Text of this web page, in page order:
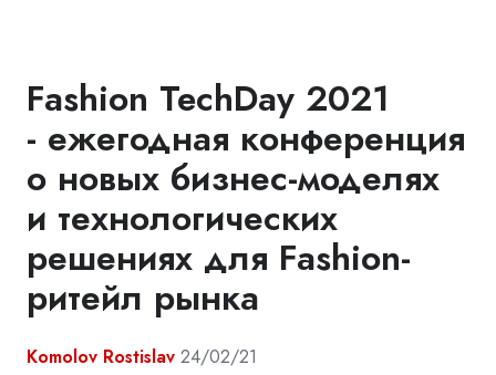
Fashion TechDay 2021
- ежегодная конференция
о новых бизнес-моделях
и технологических
решениях для Fashion-
ритейл рынка
Komolov Rostislav 24/02/21